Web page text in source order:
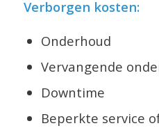
Verborgen kosten:
Onderhoud
Vervangende
Downtime
Beperkte service